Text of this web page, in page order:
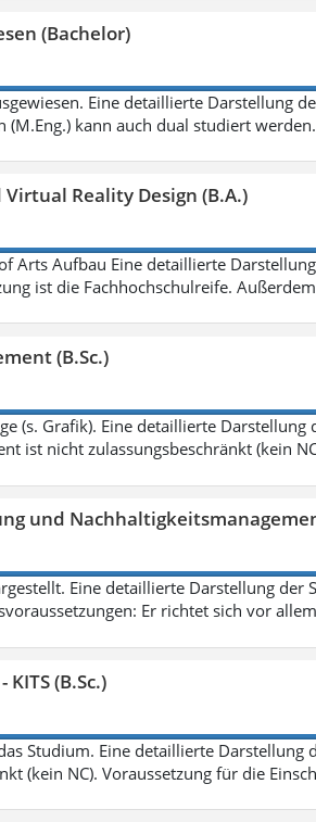
(Bachelor)
Eine detaillierte Darstellung
(M.Eng.) kann auch dual studiert
Reality Design (B.A.)
Arts Aufbau Eine detaillierte
ist die Fachhochschulreife.
(B.Sc.)
(s. Grafik). Eine detaillierte
ist nicht zulassungsbeschränkt (kein
und
Eine detaillierte Darstellung der
Er richtet sich vor
(B.Sc.)
Studium. Eine detaillierte
(kein NC). Voraussetzung für die